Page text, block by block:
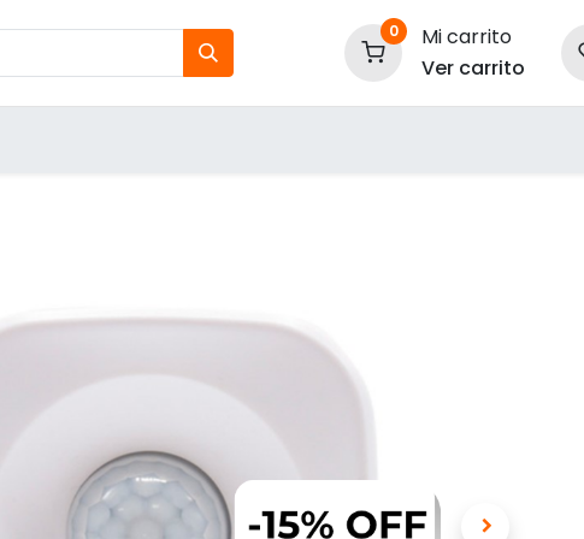
0
Mi carrito
Ver carrito